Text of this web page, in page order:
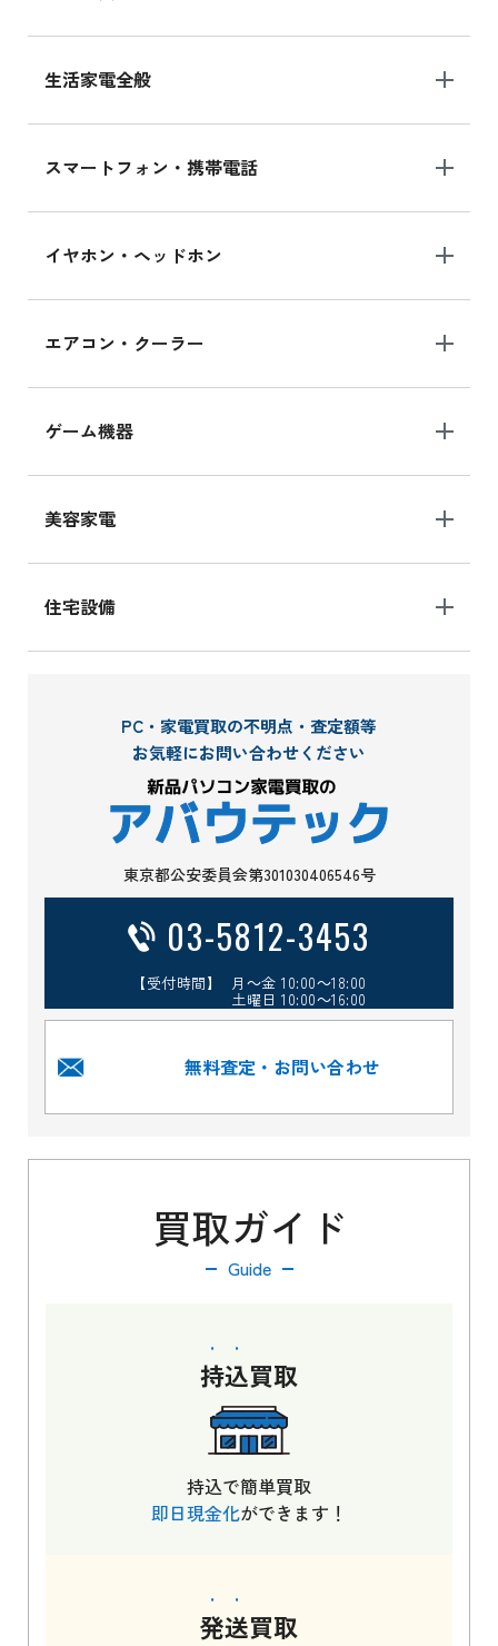
生活家電全般
スマートフォン・携帯電話
イヤホン・ヘッドホン
エアコン・クーラー
ゲーム機器
美容家電
住宅設備
PC・家電買取の不明点・査定額等
お気軽にお問い合わせください
東京都公安委員会第301030406546号
03-5812-3453
【受付時間】 月～金 10:00～18:00
土曜日 10:00～16:00
無料査定・お問い合わせ
買取ガイド
Guide
持込買取
持込で簡単買取
即日現金化ができます！
発送買取